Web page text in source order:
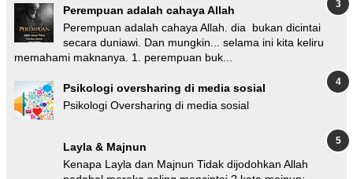
Perempuan adalah cahaya Allah
Perempuan adalah cahaya Allah. dia bukan dicintai
secara duniawi. Dan mungkin... selama ini kita keliru
memahami maknanya. 1. perempuan buk...
Psikologi oversharing di media sosial
Psikologi Oversharing di media sosial
Layla & Majnun
Kenapa Layla dan Majnun Tidak dijodohkan Allah